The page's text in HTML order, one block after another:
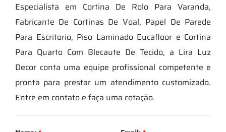
Especialista em Cortina De Rolo Para Varanda,
Fabricante De Cortinas De Voal, Papel De Parede
Para Escritorio, Piso Laminado Eucafloor e Cortina
Para Quarto Com Blecaute De Tecido, a Lira Luz
Decor conta uma equipe profissional competente e
pronta para prestar um atendimento customizado.
Entre em contato e faça uma cotação.